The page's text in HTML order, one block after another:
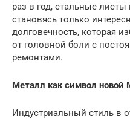
раз в год, стальные
становясь только
долговечность, которая
от головной боли с
ремонтами.
Металл как символ новой
Индустриальный стиль в